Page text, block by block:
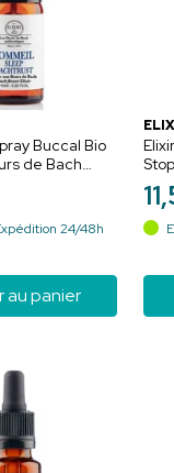
Buccal Bio
de Bach
et nuit sereine
24/48h
au panier
11,